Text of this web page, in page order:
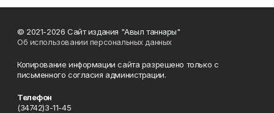
© 2021-2026 Сайт издания "Авыл таннары"
Об использовании персональных данных
Копирование информации сайта разрешено только с
письменного согласия администрации.
Телефон
(34742)3-11-45